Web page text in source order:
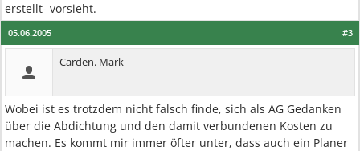
erstellt- vorsieht.
#3
05.06.2005
Carden. Mark
Wobei ist es trotzdem nicht falsch finde, sich als AG Gedanken
über die Abdichtung und den damit verbundenen Kosten zu
machen. Es kommt mir immer öfter unter, dass auch ein Planer